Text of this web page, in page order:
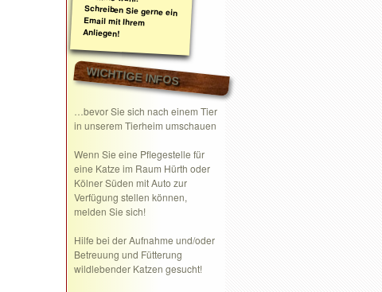
Anliegen!
WICHTIGE INFOS
…bevor Sie sich nach einem Tier
in unserem Tierheim umschauen
Wenn Sie eine Pflegestelle für
eine Katze im Raum Hürth oder
Kölner Süden mit Auto zur
Verfügung stellen können,
melden Sie sich!
Hilfe bei der Aufnahme und/oder
Betreuung und Fütterung
wildlebender Katzen gesucht!